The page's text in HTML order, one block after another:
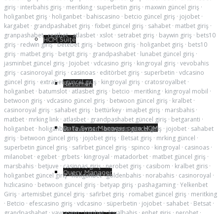
HCM Suite
Resumen
Data Sync Manager para HCM
Query Manager
giriş · interbahis giriş · meritking · superbetin giriş · maxwin güncel giriş ·
holiganbet giriş · holiganbet · bahiscasino · betcio güncel giriş · jojobet ·
kargabet · grandpashabet giriş · fixbet güncel giriş · sahabet · matbet giriş ·
granpashabet·restbet·atlasbet · xslot · setrabet giriş · baywin giriş · bets10
giriş · redwin giriş·betebet giriş · betwoon giriş · holiganbet giriş · bets10
giriş · matbet giriş · betgit giriş · grandpashabet · lunabet güncel giriş ·
jasminbet güncel giriş · Jojobet · vdcasino giriş · kingroyal giriş · vevobahis
giriş · casinoroyal giriş · casinoas · editörbet giriş · superbetin · vdcasino
güncel giriş · extrabet güncel giriş · kingroyal giriş · cratosroyalbet ·
holiganbet · batumslot · atlasbet giriş · betcio · meritking · kingroyal mobil ·
betwoon giriş · vdcasino güncel giriş · betwoon güncel giriş · kralbet ·
casinoroyal giriş · sahabet giriş · bettürkey · imajbet giriş · marsbahis ·
matbet · mrking link · atlasbet · grandpashabet güncel giriş · betgaranti ·
holiganbet · holiganbet·favorisen·betwoon güncel giriş · jojobet · sahabet
giriş · betwoon güncel giriş · jojobet giriş · Betsat giriş · mrking güncel ·
superbetin güncel giriş · safirbet güncel giriş · spinco · kingroyal · casinoas ·
milanobet · egebet · grbets · kingroyal · matadorbet · matbet güncel giriş ·
marsbahis · betjuve · casinoas giriş·nerobet giriş · casibom · kralbet giris ·
holiganbet güncel giriş·holiganbet·goldenbahis · norabahis · casinoroyal ·
hızlıcasino · betwoon güncel giriş · betyap giriş · pashagaming · Yelkenbet
Giriş · artemisbet güncel giriş · safirbet giriş · romabet güncel giriş · meritking
· Betcio · efescasino giriş · vdcasino · süperbetin · jojobet · sahabet · Betsat ·